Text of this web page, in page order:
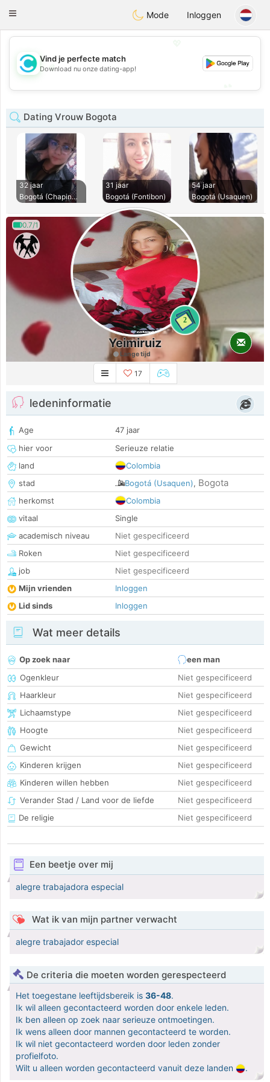
olombiaCitas
Toggle
Mode Inloggen
💖
💕
Vind je perfecte match
Download nu onze dating-app!
Dating Vrouw Bogota
32 jaar
Bogotá (Chapinero)
31 jaar
Bogotá (Fontibon)
54 jaar
Bogotá (Usaquen)
0.7/1
2
Yeimiruiz
Lange tijd
17
ledeninformatie
Age
47 jaar
hier voor
Serieuze relatie
land
Colombia
stad
Bogotá (Usaquen), Bogota
herkomst
Colombia
vitaal
Single
academisch niveau
Niet gespecificeerd
Roken
Niet gespecificeerd
job
Niet gespecificeerd
Mijn vrienden
Inloggen
Lid sinds
Inloggen
Wat meer details
Op zoek naar
een man
Ogenkleur
Niet gespecificeerd
Haarkleur
Niet gespecificeerd
Lichaamstype
Niet gespecificeerd
Hoogte
Niet gespecificeerd
Gewicht
Niet gespecificeerd
Kinderen krijgen
Niet gespecificeerd
Kinderen willen hebben
Niet gespecificeerd
Verander Stad / Land voor de liefde
Niet gespecificeerd
De religie
Niet gespecificeerd
Een beetje over mij
alegre trabajadora especial
Wat ik van mijn partner verwacht
alegre trabajador especial
De criteria die moeten worden gerespecteerd
Het toegestane leeftijdsbereik is 36-48.
Ik wil alleen gecontacteerd worden door enkele leden.
Ik ben alleen op zoek naar serieuze ontmoetingen.
Ik wens alleen door mannen gecontacteerd te worden.
Ik wil niet gecontacteerd worden door leden zonder
profielfoto.
Wilt u alleen worden gecontacteerd vanuit deze landen
.